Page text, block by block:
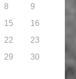
8
9
15
16
22
23
29
30